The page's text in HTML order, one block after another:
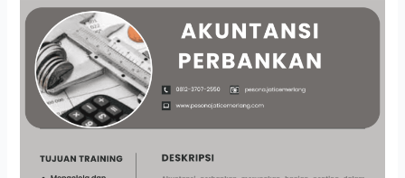
AKUNTANSI
PERBANKAN